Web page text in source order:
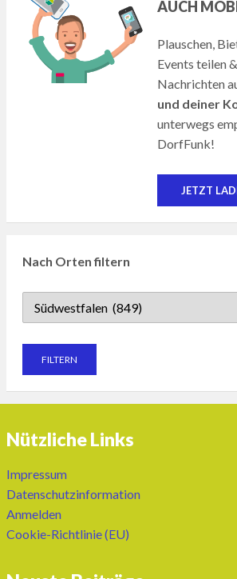
AUCH
Plauschen,
Events teilen
Nachrichten
und deiner
unterwegs
DorfFunk!
JETZT
Nach Orten filtern
Nützliche Links
Impressum
Datenschutzinformation
Anmelden
Cookie-Richtlinie (EU)